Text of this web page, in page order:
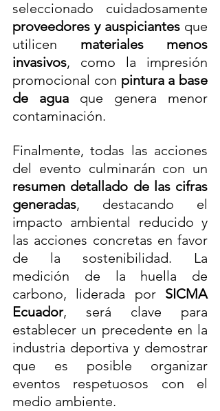
proveedores y auspiciantes que
utilicen materiales menos
invasivos, como la impresión
promocional con pintura a base
de agua que genera menor
contaminación.
Finalmente, todas las acciones
resumen detallado de las cifras
generadas, destacando el
impacto ambiental reducido y
las acciones concretas en favor
de la sostenibilidad. La
medición de la huella de
carbono, liderada por SICMA
Ecuador, será clave para
establecer un precedente en la
industria deportiva y demostrar
que es posible organizar
eventos respetuosos con el
medio ambiente.